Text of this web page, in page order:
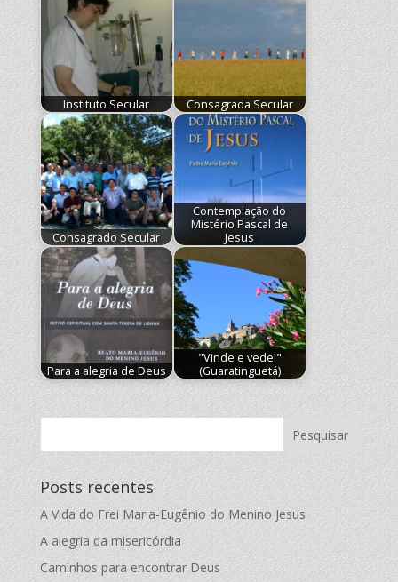
Instituto Secular Consagrada Secular
Consagrado Secular
Contemplação do
Mistério Pascal de
Jesus
Para a alegria de Deus
"Vinde e vede!"
(Guaratinguetá)
Posts recentes
A Vida do Frei Maria-Eugênio do Menino Jesus
A alegria da misericórdia
Caminhos para encontrar Deus